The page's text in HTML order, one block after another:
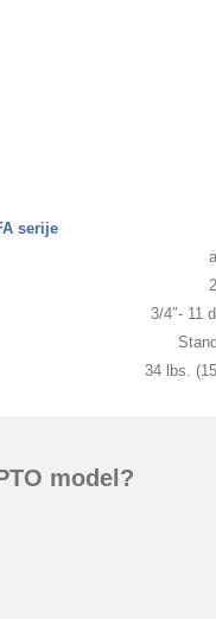
serije
3/4″- 11
34 lbs.
model?